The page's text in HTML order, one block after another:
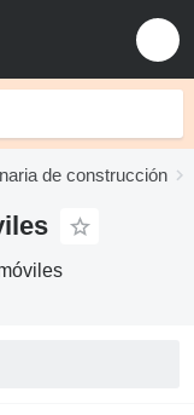
de construcción